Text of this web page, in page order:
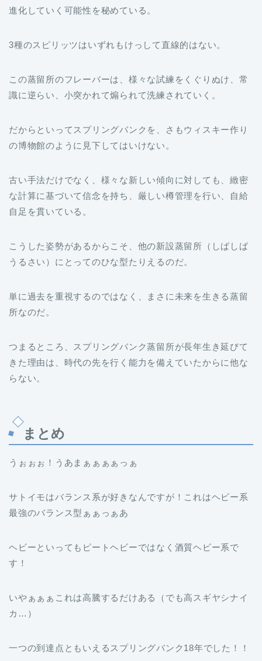
進化していく可能性を秘めている。
3種のスピリッツはいずれもけっして直線的はない。
この蒸留所のフレーバーは、様々な試練をくぐりぬけ、常
識に逆らい、小突かれて煽られて洗練されていく。
だからといってスプリングバンクを、さもウィスキー作り
の博物館のように見下してはいけない。
古い手法だけでなく、様々な新しい傾向に対しても、緻密
な計算に基づいて信念を持ち、厳しい樽管理を行い、自給
自足を貫いている。
こうした姿勢があるからこそ、他の新設蒸留所（しばしば
うるさい）にとってのひな型たりえるのだ。
単に過去を重視するのではなく、まさに未来を生きる蒸留
所なのだ。
つまるところ、スプリングバンク蒸留所が長年生き延びて
きた理由は、時代の先を行く能力を備えていたからに他な
らない。
まとめ
うぉぉぉ！うあまぁぁぁぁっぁ
サトイモはバランス系が好きなんですが！これはヘビー系
最強のバランス型ぁぁっぁあ
ヘビーといってもピートヘビーではなく酒質ヘビー系で
す！
いやぁぁぁこれは高騰するだけある（でも高スギヤシナイ
カ…）
一つの到達点ともいえるスプリングバンク18年でした！！